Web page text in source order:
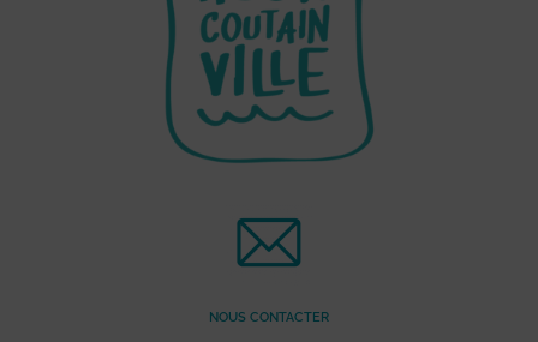
NOUS CONTACTER